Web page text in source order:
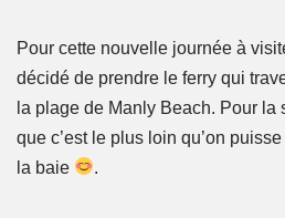
Pour cette nouvelle journée à
décidé de prendre le ferry qui
la plage de Manly Beach. Pour la
que c’est le plus loin qu’on
la baie
.